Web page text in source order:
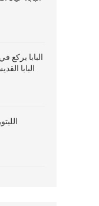
البابا يركع
البابا